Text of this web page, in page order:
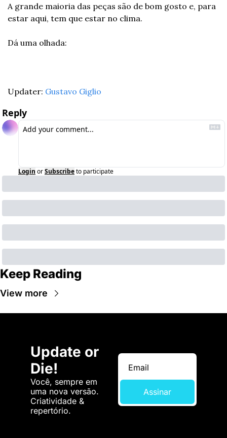
A grande maioria das peças são de bom gosto e, para
estar aqui, tem que estar no clima.
Dá uma olhada:
Updater: Gustavo Giglio
Reply
Login orSubscribeto participate
Keep Reading
View more
Update or
Die!
Você, sempre em
uma nova versão.
Criatividade &
repertório.
Assinar